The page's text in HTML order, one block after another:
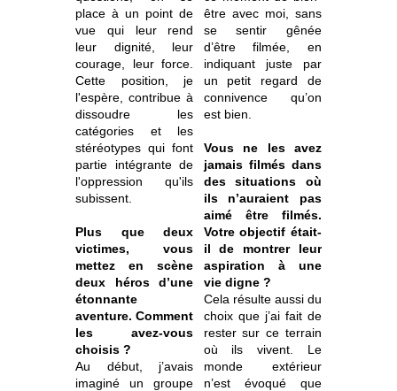
place à un point de
vue qui leur rend
leur dignité, leur
courage, leur force.
Cette position, je
l'espère, contribue à
dissoudre les
catégories et les
stéréotypes qui font
partie intégrante de
l'oppression qu'ils
subissent.
Plus que deux
victimes, vous
mettez en scène
deux héros d’une
étonnante
aventure. Comment
les avez-vous
choisis ?
Au début, j’avais
imaginé un groupe
être avec moi, sans
se sentir gênée
d’être filmée, en
indiquant juste par
un petit regard de
connivence qu’on
est bien.
Vous ne les avez
jamais filmés dans
des situations où
ils n’auraient pas
aimé être filmés.
Votre objectif était-
il de montrer leur
aspiration à une
vie digne ?
Cela résulte aussi du
choix que j’ai fait de
rester sur ce terrain
où ils vivent. Le
monde extérieur
n’est évoqué que